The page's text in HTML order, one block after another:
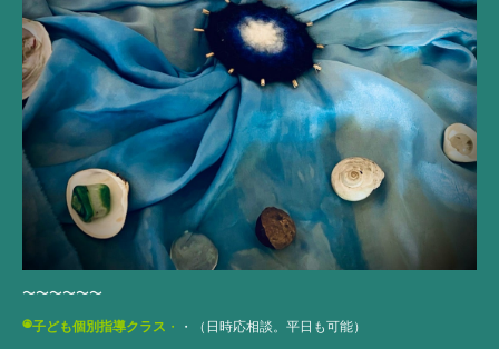
〜〜〜〜〜〜
◉子ども個別指導クラス ・ ・（日時応相談。平日も可能）